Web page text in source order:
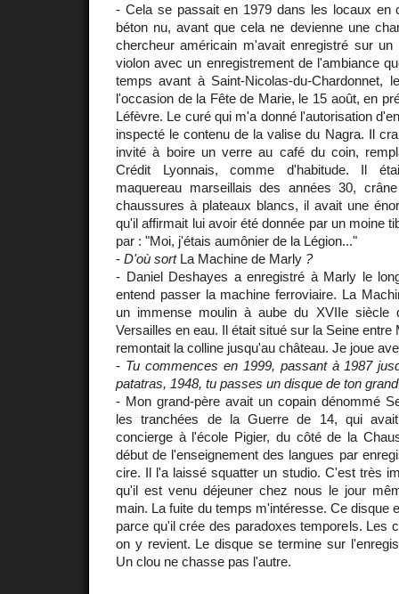
- Cela se passait en 1979 dans les locaux en
béton nu, avant que cela ne devienne une
chercheur américain m'avait enregistré sur
violon avec un enregistrement de l'ambiance
temps avant à Saint-Nicolas-du-Chardonnet,
l'occasion de la Fête de Marie, le 15 août, en
Léfèvre. Le curé qui m'a donné l'autorisation
inspecté le contenu de la valise du Nagra. Il
invité à boire un verre au café du coin,
Crédit Lyonnais, comme d'habitude. Il
maquereau marseillais des années 30,
chaussures à plateaux blancs, il avait une
qu'il affirmait lui avoir été donnée par un moine
par : "Moi, j'étais aumônier de la Légion..."
- D'où sort La Machine de Marly ?
- Daniel Deshayes a enregistré à Marly le
entend passer la machine ferroviaire. La
un immense moulin à aube du XVIIe siècle
Versailles en eau. Il était situé sur la Seine entre
remontait la colline jusqu'au château. Je joue
- Tu commences en 1999, passant à 1987
patatras, 1948, tu passes un disque de ton
- Mon grand-père avait un copain dénommé
les tranchées de la Guerre de 14, qui
concierge à l'école Pigier, du côté de la
début de l'enseignement des langues par
cire. Il l'a laissé squatter un studio. C'est très
qu'il est venu déjeuner chez nous le jour
main. La fuite du temps m'intéresse. Ce disque
parce qu'il crée des paradoxes temporels. Les
on y revient. Le disque se termine sur
Un clou ne chasse pas l'autre.